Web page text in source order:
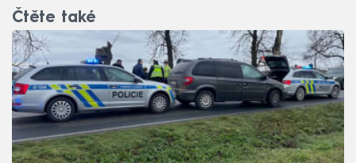
Čtěte také